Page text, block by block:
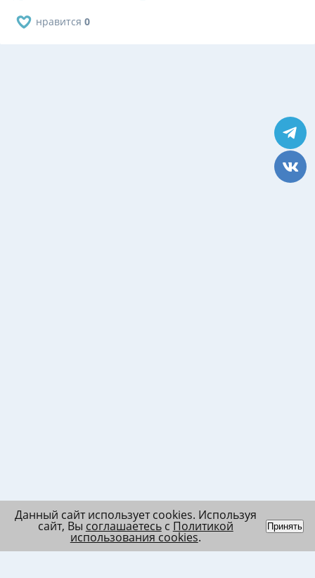
нравится 0
Данный сайт использует cookies. Используя
сайт, Вы соглашаетесьс Политикой
использования cookies.
Принять